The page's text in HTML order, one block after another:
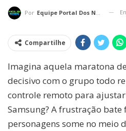
Por Equipe Portal Dos Nerds
Compartilhe
Imagina aquela maratona
decisivo com o grupo todo
controle remoto para
Samsung? A frustração
personagens some no meio